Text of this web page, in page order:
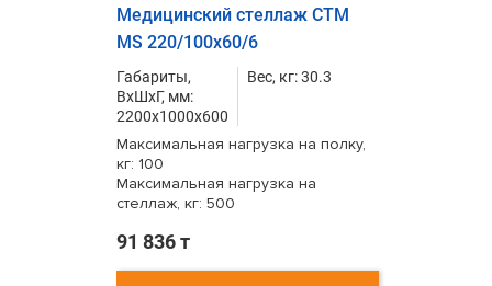
Медицинский стеллаж СТМ
MS 220/100х60/6
Габариты,
ВxШxГ, мм:
2200x1000x600
Вес, кг: 30.3
Максимальная нагрузка на полку,
кг: 100
Максимальная нагрузка на
стеллаж, кг: 500
91 836 т